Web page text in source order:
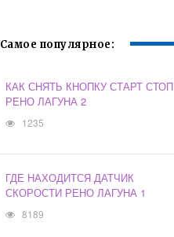
Самое популярное:
КАК СНЯТЬ КНОПКУ СТАРТ СТОП
РЕНО ЛАГУНА 2
1235
ГДЕ НАХОДИТСЯ ДАТЧИК
СКОРОСТИ РЕНО ЛАГУНА 1
8189